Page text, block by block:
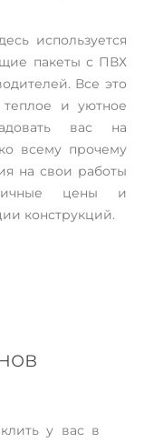
используется
пакеты с ПВХ
Все это
и уютное
вас на
всему прочему
на свои работы
цены и
конструкций.
у вас в